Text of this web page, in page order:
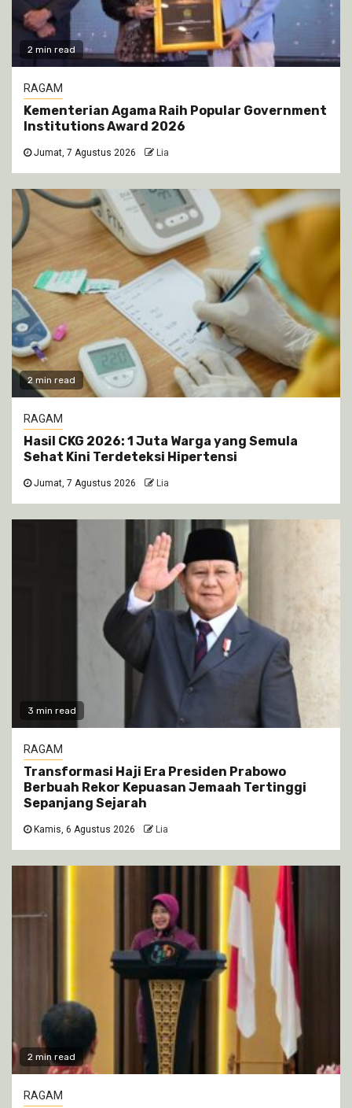
2 min read
RAGAM
Kementerian Agama Raih Popular Government
Institutions Award 2026
Jumat, 7 Agustus 2026 Lia
2 min read
RAGAM
Hasil CKG 2026: 1 Juta Warga yang Semula
Sehat Kini Terdeteksi Hipertensi
Jumat, 7 Agustus 2026 Lia
3 min read
RAGAM
Transformasi Haji Era Presiden Prabowo
Berbuah Rekor Kepuasan Jemaah Tertinggi
Sepanjang Sejarah
Kamis, 6 Agustus 2026 Lia
2 min read
RAGAM